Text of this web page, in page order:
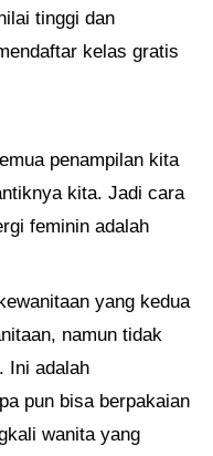
tinggi dan
kelas gratis
penampilan kita
kita. Jadi cara
feminin adalah
yang kedua
namun tidak
Ini adalah
pun bisa berpakaian
wanita yang